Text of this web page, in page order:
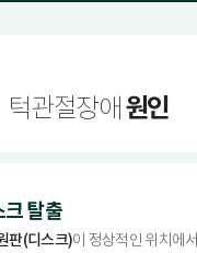
턱관절장애 원인
크 탈출
판(디스크)이 정상적인 위치에서